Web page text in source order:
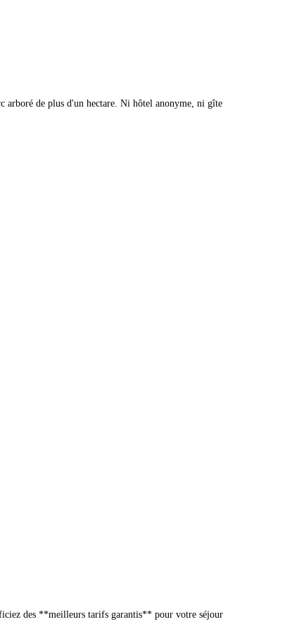
arboré de plus d'un hectare. Ni hôtel anonyme, ni gîte
Ô Lingot d'Oc**, vous bénéficiez des **meilleurs tarifs garantis** pour votre séjour